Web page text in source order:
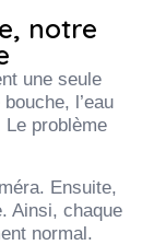
notre
une seule
l’eau
problème
Ensuite,
Ainsi, chaque
normal.